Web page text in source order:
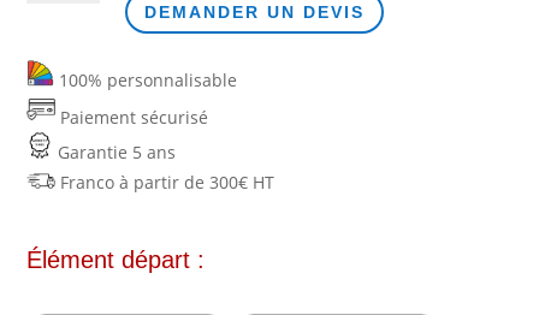
lourd
-
élément
suivant
DEMANDER UN DEVIS
100% personnalisable
Paiement sécurisé
Garantie 5 ans
Franco à partir de 300€ HT
Élément départ :